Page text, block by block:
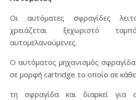
Οι αυτόματες σφραγίδες
χρειάζεται ξεχωριστό
αυτομελανούμενες.
Ο αυτόματος μηχανισμός
σε μορφή cartridge το οποίο σε
τη σφραγίδα και διαρκεί για